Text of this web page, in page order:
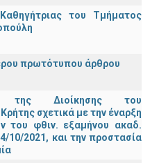
του Τμήματος
πρωτότυπου άρθρου
της Διοίκησης του
σχετικά με την έναρξη
του φθιν. εξαμήνου ακαδ.
10/2021, και την προστασία